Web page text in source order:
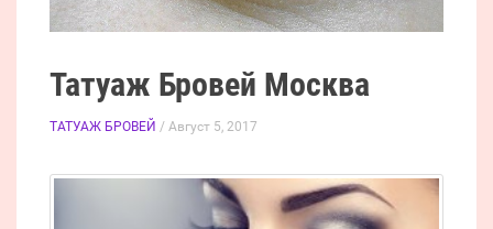
Татуаж Бровей Москва
ТАТУАЖ БРОВЕЙ / Август 5, 2017